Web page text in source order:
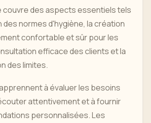
couvre des aspects essentiels tels
des normes d'hygiène, la création
confortable et sûr pour les
efficace des clients et la
des limites.
à évaluer les besoins
attentivement et à fournir
personnalisées. Les